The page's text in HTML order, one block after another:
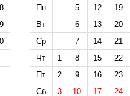
Пн
5 12
19
Вт
6 13
20
Ср
7 14
21
Чт
1 8 15
22
Пт
2 9 16
23
Сб
3 10 17
24